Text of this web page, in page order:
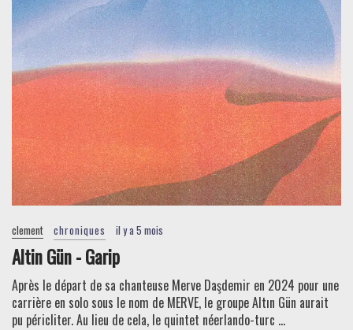
clement chroniques il y a 5 mois
Altin Gün - Garip
Après le départ de sa chanteuse Merve Daşdemir en 2024 pour une
carrière en solo sous le nom de MERVE, le groupe Altın Gün aurait
pu péricliter. Au lieu de cela, le quintet néerlando-turc ...